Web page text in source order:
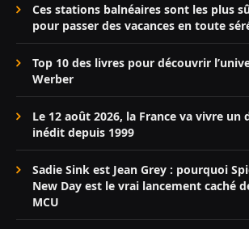
Ces stations balnéaires sont les plus
pour passer des vacances en toute
Top 10 des livres pour découvrir
Werber
Le 12 août 2026, la France va vivre un
inédit depuis 1999
Sadie Sink est Jean Grey : pourquoi
New Day est le vrai lancement caché
MCU